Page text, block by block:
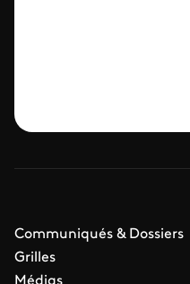
Communiqués & Dossiers
Grilles
Médias